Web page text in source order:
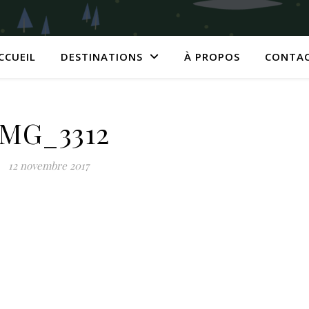
DESTINATIONS À PROPOS
12 novembre 2017